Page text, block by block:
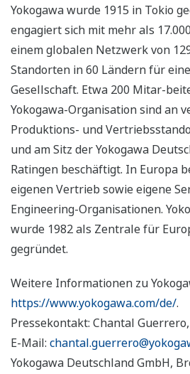
Yokogawa wurde 1915 in Tokio
engagiert sich mit mehr als
einem globalen Netzwerk von
Standorten in 60 Ländern für
Gesellschaft. Etwa 200 Mitar-
Yokogawa-Organisation sind an
Produktions- und
und am Sitz der Yokogawa
Ratingen beschäftigt. In Europa
eigenen Vertrieb sowie eigene
Engineering-Organisationen.
wurde 1982 als Zentrale für
gegründet.
Weitere Informationen zu
https://www.yokogawa.com/de/.
Pressekontakt: Chantal
E-Mail:
Yokogawa Deutschland GmbH,